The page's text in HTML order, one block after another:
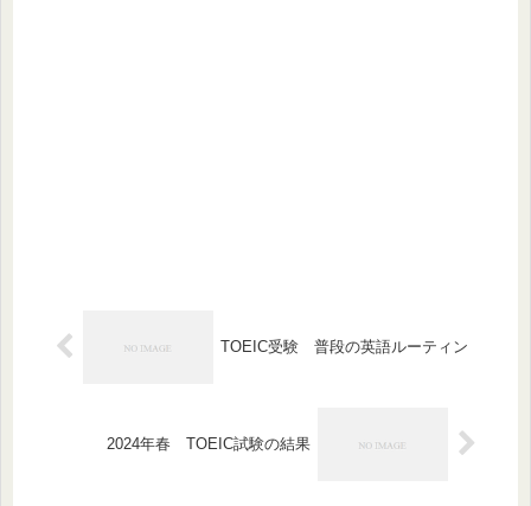
TOEIC受験 普段の英語ルーティン
2024年春 TOEIC試験の結果